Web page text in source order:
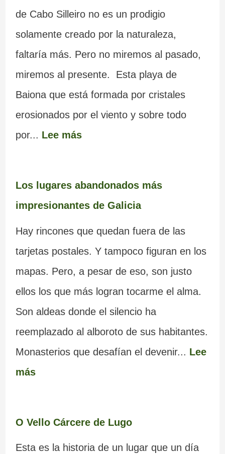
de Cabo Silleiro no es un prodigio
solamente creado por la naturaleza,
faltaría más. Pero no miremos al pasado,
miremos al presente. Esta playa de
Baiona que está formada por cristales
erosionados por el viento y sobre todo
por... Lee más
Los lugares abandonados más
impresionantes de Galicia
Hay rincones que quedan fuera de las
tarjetas postales. Y tampoco figuran en los
mapas. Pero, a pesar de eso, son justo
ellos los que más logran tocarme el alma.
Son aldeas donde el silencio ha
reemplazado al alboroto de sus habitantes.
Monasterios que desafían el devenir... Lee
más
O Vello Cárcere de Lugo
Esta es la historia de un lugar que un día